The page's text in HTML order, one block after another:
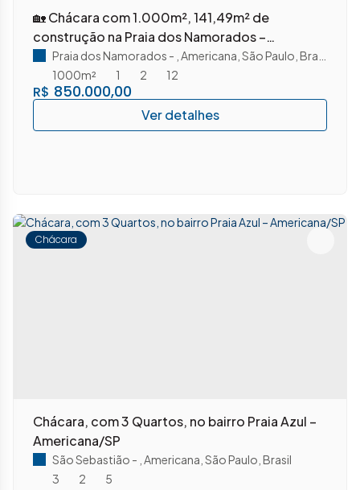
🏡 Chácara com 1.000m², 141,49m² de
construção na Praia dos Namorados –
Americana/SP
R$ 850.000,00
Praia dos Namorados Americana São Paulo Brasil
1
2
1000m² 12
Chácara
Chácara, com 3 Quartos, no bairro Praia Azul –
Americana/SP
São Sebastião Americana São Paulo Brasil
3
2 5